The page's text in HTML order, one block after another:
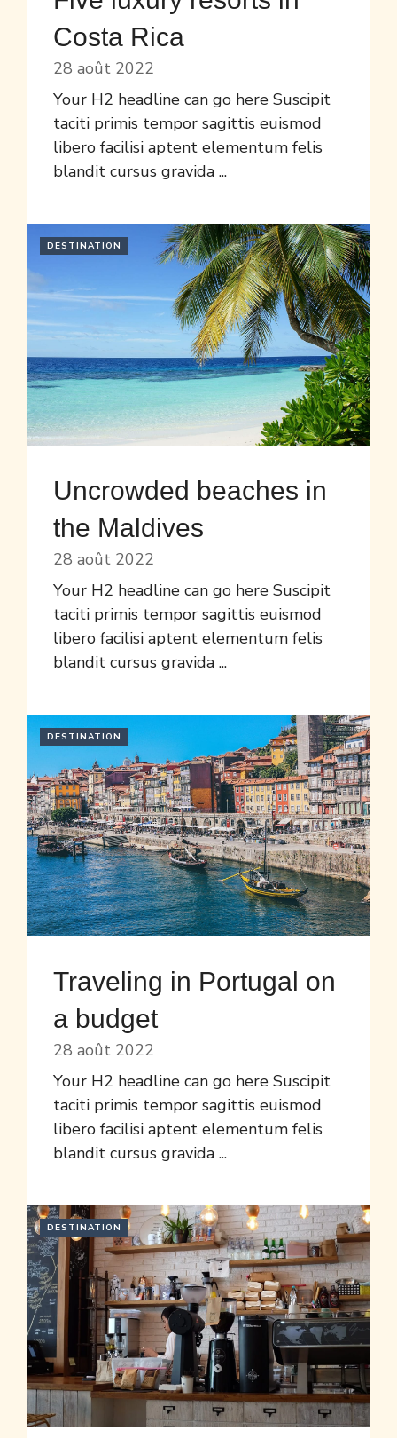
Costa Rica
28 août 2022
Your H2 headline can go here Suscipit
taciti primis tempor sagittis euismod
libero facilisi aptent elementum felis
blandit cursus gravida ...
DESTINATION
Uncrowded beaches in
the Maldives
28 août 2022
Your H2 headline can go here Suscipit
taciti primis tempor sagittis euismod
libero facilisi aptent elementum felis
blandit cursus gravida ...
DESTINATION
Traveling in Portugal on
a budget
28 août 2022
Your H2 headline can go here Suscipit
taciti primis tempor sagittis euismod
libero facilisi aptent elementum felis
blandit cursus gravida ...
DESTINATION